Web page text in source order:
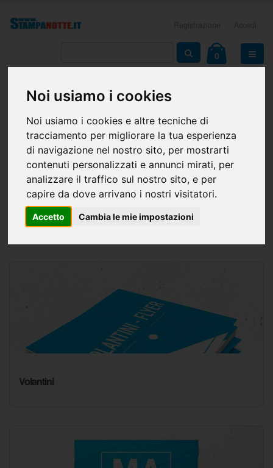
Noi usiamo i cookies
Noi usiamo i cookies e altre tecniche di
tracciamento per migliorare la tua esperienza
di navigazione nel nostro sito, per mostrarti
contenuti personalizzati e annunci mirati, per
analizzare il traffico sul nostro sito, e per
capire da dove arrivano i nostri visitatori.
Accetto Cambia le mie impostazioni
0
Manifesti e Poster 100x140
Volantini